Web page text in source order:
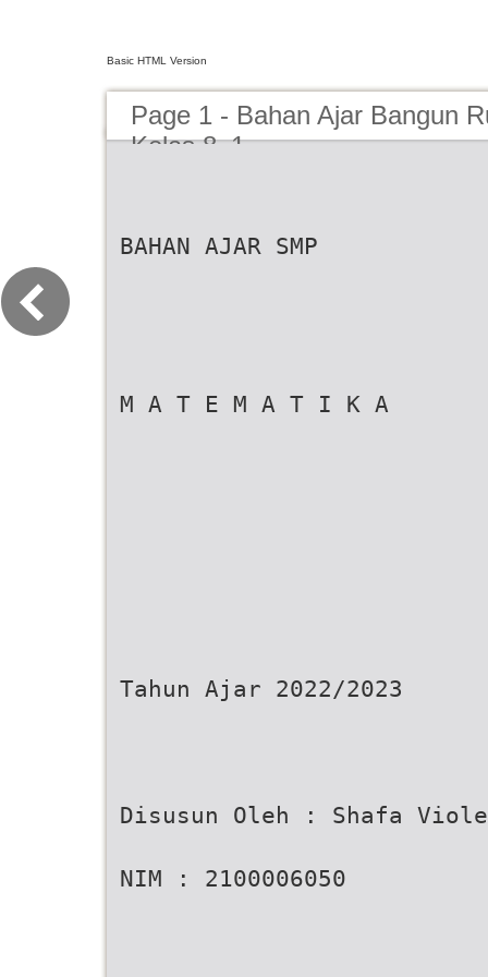
Basic HTML Version
Page 1 - Bahan Ajar Bangun
Kelas 8_1
BAHAN AJAR SMP
M A T E M A T I K A
Tahun Ajar 2022/2023
Disusun Oleh : Shafa
NIM : 2100006050